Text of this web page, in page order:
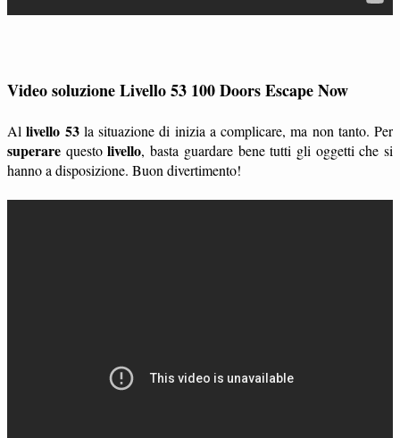
Video soluzione Livello 53 100 Doors Escape Now
Allivello 53la situazione di inizia a complicare, ma non tanto. Per
superare questolivello, basta guardare bene tutti gli oggetti che si
hanno a disposizione. Buon divertimento!